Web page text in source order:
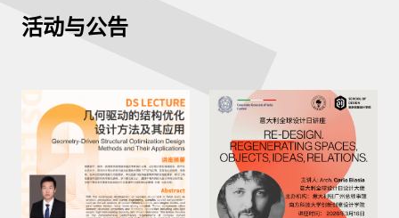
活动与公告